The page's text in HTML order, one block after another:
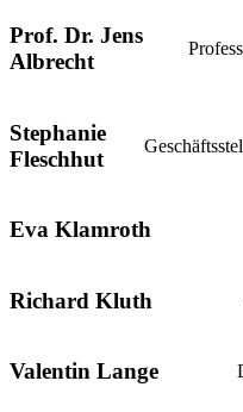
Prof. Dr. Jens
Albrecht
Stephanie
Fleschhut
Eva Klamroth
Richard Kluth
Valentin Lange